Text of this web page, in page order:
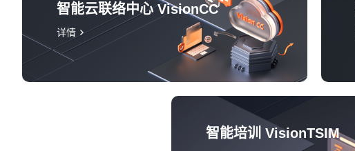
智能云联络中心 VisionCC
详情
智能培训 VisionTSIM